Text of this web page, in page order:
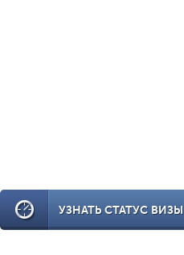
УЗНАТЬ СТАТУС ВИЗЫ